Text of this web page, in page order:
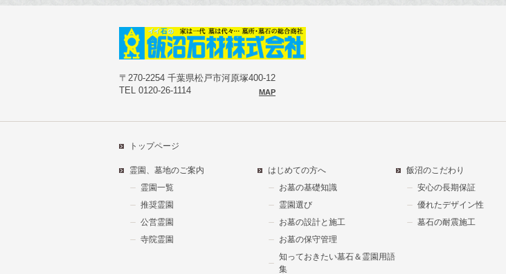
〒270-2254 千葉県松戸市河原塚400-12
TEL 0120-26-1114
MAP
トップページ
霊園、墓地のご案内
霊園一覧
推奨霊園
公営霊園
寺院霊園
はじめての方へ
お墓の基礎知識
霊園選び
お墓の設計と施工
お墓の保守管理
知っておきたい墓石＆霊園用語
集
飯沼のこだわり
安心の長期保証
優れたデザイン性
墓石の耐震施工